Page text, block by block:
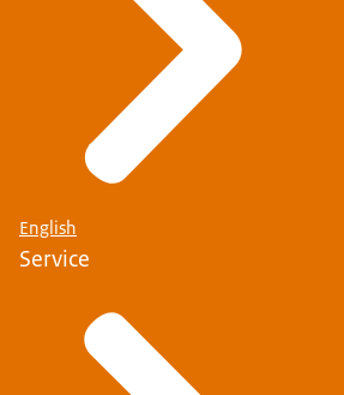
English
Service